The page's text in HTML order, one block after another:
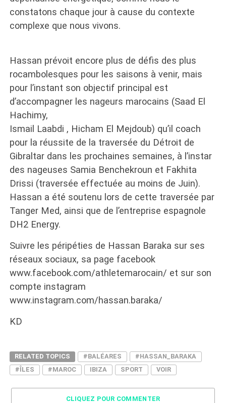
constatons chaque jour à cause du contexte
complexe que nous vivons.
Hassan prévoit encore plus de défis des plus
rocambolesques pour les saisons à venir, mais
pour l’instant son objectif principal est
d’accompagner les nageurs marocains (Saad El
Hachimy,
Ismail Laabdi , Hicham El Mejdoub) qu’il coach
pour la réussite de la traversée du Détroit de
Gibraltar dans les prochaines semaines, à l’instar
des nageuses Samia Benchekroun et Fakhita
Drissi (traversée effectuée au moins de Juin).
Hassan a été soutenu lors de cette traversée par
Tanger Med, ainsi que de l’entreprise espagnole
DH2 Energy.
Suivre les péripéties de Hassan Baraka sur ses
réseaux sociaux, sa page facebook
www.facebook.com/athletemarocain/ et sur son
compte instagram
www.instagram.com/hassan.baraka/
KD
RELATED TOPICS #BALÉARES
#HASSAN_BARAKA
#ÎLES
#MAROC IBIZA SPORT VOIR
CLIQUEZ POUR COMMENTER